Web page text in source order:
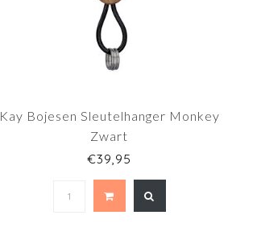
Kay Bojesen Sleutelhanger Monkey
Zwart
€39,95